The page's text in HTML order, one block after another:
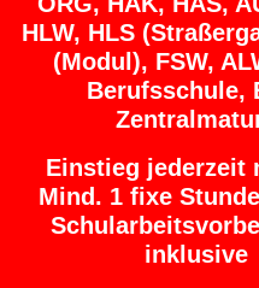
HLW, HLS
(Modul), FSW,
Berufsschule,
Einstieg jederzeit
Mind. 1 fixe
inklusive